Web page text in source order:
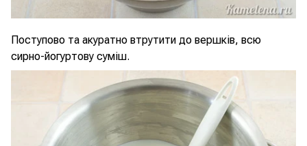
Поступово та акуратно втрутити до вершків, всю
сирно-йогуртову суміш.